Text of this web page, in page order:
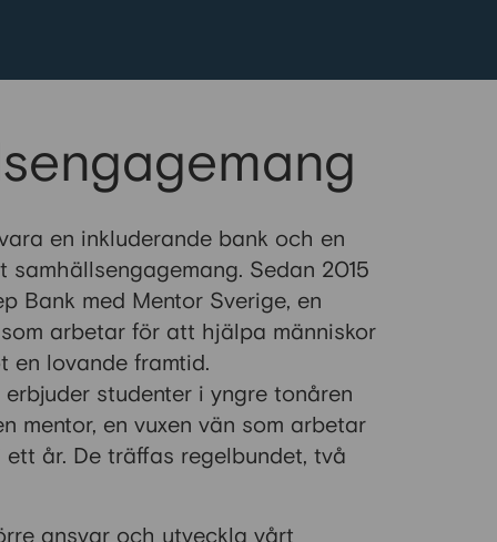
en inkluderande bank och en
Sedan 2015
Bank med Mentor Sverige, en
arbetar för att hjälpa människor
en lovande framtid.
studenter i yngre tonåren
mentor, en vuxen vän som arbetar
ett år. De träffas regelbundet, två